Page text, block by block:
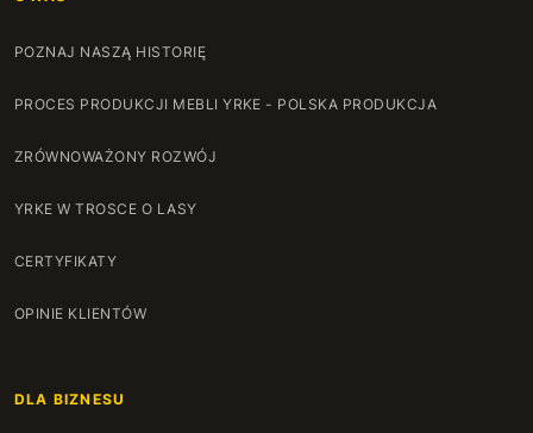
POZNAJ NASZĄ HISTORIĘ
PROCES PRODUKCJI MEBLI YRKE - POLSKA PRODUKCJA
ZRÓWNOWAŻONY ROZWÓJ
YRKE W TROSCE O LASY
CERTYFIKATY
OPINIE KLIENTÓW
DLA BIZNESU